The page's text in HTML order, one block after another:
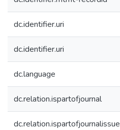
dc.identifier.uri
dc.identifier.uri
dc.language
dc.relation.ispartofjournal
dc.relation.ispartofjournalissue